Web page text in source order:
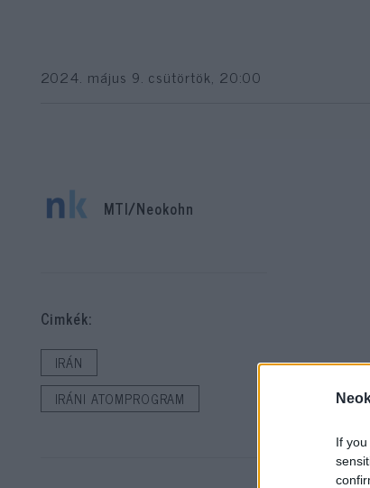
If
2024. május 9. csütörtök, 20:00
MTI/Neokohn
Cimkék:
IRÁN
IRÁNI ATOMPROGRAM